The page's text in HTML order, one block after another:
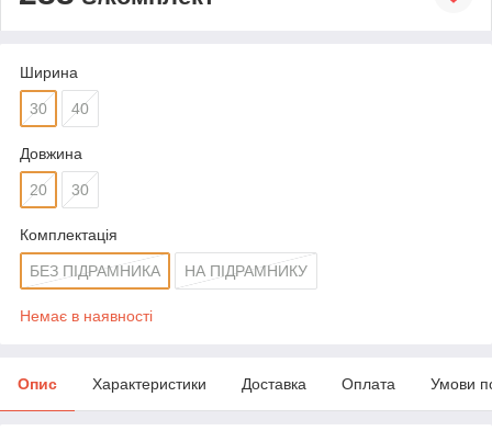
Ширина
30 40
Довжина
20 30
Комплектація
БЕЗ ПІДРАМНИКА НА ПІДРАМНИКУ
Немає в наявності
Опис Характеристики Доставка Оплата Умови